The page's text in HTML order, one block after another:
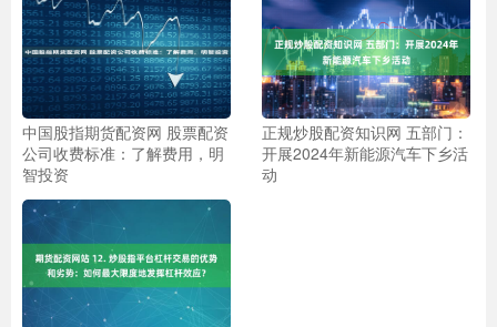
中国股指期货配资网 股票配资
公司收费标准：了解费用，明
智投资
正规炒股配资知识网 五部门：
开展2024年新能源汽车下乡活
动